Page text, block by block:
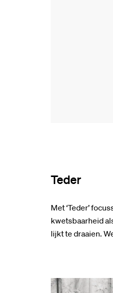
Teder
Met ‘Teder’
kwetsbaarheid
lijkt te draaien.